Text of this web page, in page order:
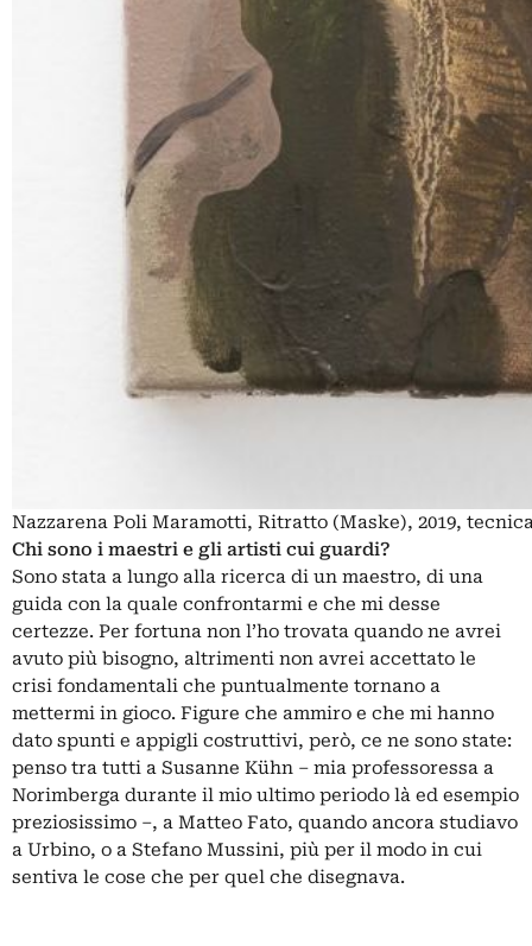
Nazzarena Poli Maramotti, Ritratto (Maske), 2019,
Chi sono i maestri e gli artisti cui guardi?
Sono stata a lungo alla ricerca di un maestro, di una
guida con la quale confrontarmi e che mi desse
certezze. Per fortuna non l’ho trovata quando ne avrei
avuto più bisogno, altrimenti non avrei accettato le
crisi fondamentali che puntualmente tornano a
mettermi in gioco. Figure che ammiro e che mi hanno
dato spunti e appigli costruttivi, però, ce ne sono state:
penso tra tutti a Susanne Kühn ‒ mia professoressa a
Norimberga durante il mio ultimo periodo là ed esempio
preziosissimo ‒, a Matteo Fato, quando ancora studiavo
a Urbino, o a Stefano Mussini, più per il modo in cui
sentiva le cose che per quel che disegnava.